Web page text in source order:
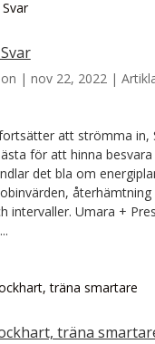
| nov 22, 2022|
att strömma in,
för att hinna besvara
det bla om
intervaller. Umara +
träna